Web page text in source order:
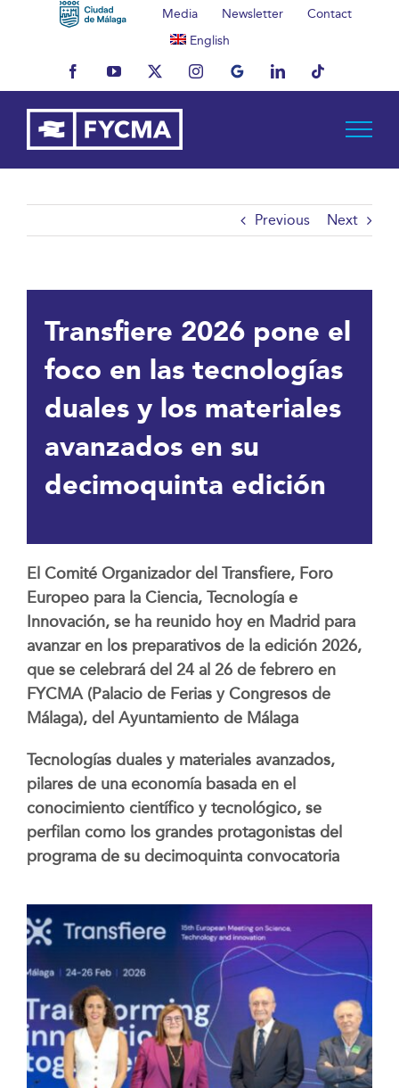
Media Newsletter
Contact
English
FacebookYouTubeX InstagramMyBusinessLinkedInTiktok
Previous Next
Transfiere 2026 pone el
foco en las tecnologías
duales y los materiales
avanzados en su
decimoquinta edición
El Comité Organizador del Transfiere, Foro
Europeo para la Ciencia, Tecnología e
Innovación, se ha reunido hoy en Madrid para
avanzar en los preparativos de la edición 2026,
que se celebrará del 24 al 26 de febrero en
FYCMA (Palacio de Ferias y Congresos de
Málaga), del Ayuntamiento de Málaga
Tecnologías duales y materiales avanzados,
pilares de una economía basada en el
conocimiento científico y tecnológico, se
perfilan como los grandes protagonistas del
programa de su decimoquinta convocatoria